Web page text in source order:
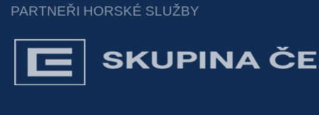
PARTNEŘI HORSKÉ SLUŽBY